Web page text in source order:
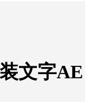
文字AE